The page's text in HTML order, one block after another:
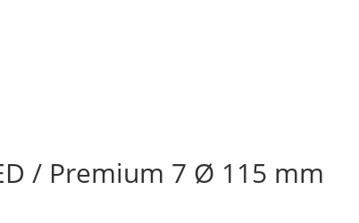
/ Premium 7 Ø 115 mm